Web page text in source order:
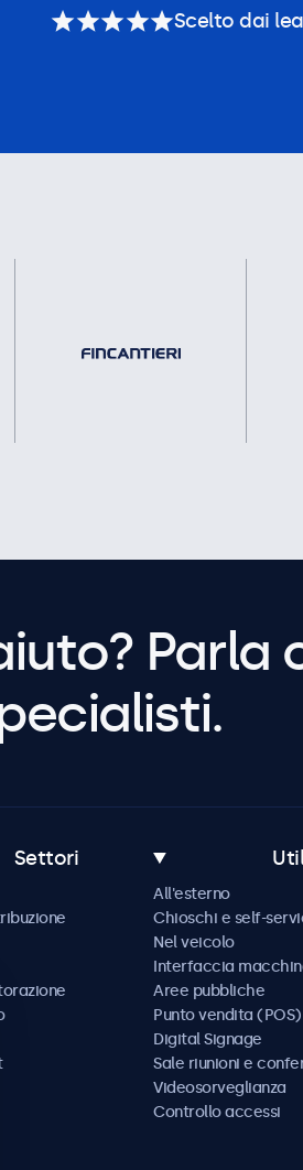
Scelto dai
Parla
Settori
All'esterno
Chioschi e self-
Nel veicolo
Interfaccia
Aree pubbliche
Punto vendita (POS)
Digital Signage
Sale riunioni e
Videosorveglianza
Controllo accessi